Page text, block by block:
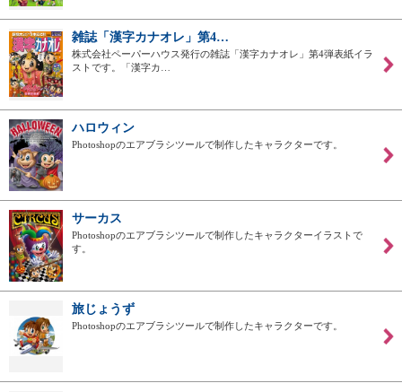
雑誌「漢字カナオレ」第4…
株式会社ペーパーハウス発行の雑誌「漢字カナオレ」第4弾表紙イラ
ストです。「漢字カ…
ハロウィン
Photoshopのエアブラシツールで制作したキャラクターです。
サーカス
Photoshopのエアブラシツールで制作したキャラクターイラストで
す。
旅じょうず
Photoshopのエアブラシツールで制作したキャラクターです。